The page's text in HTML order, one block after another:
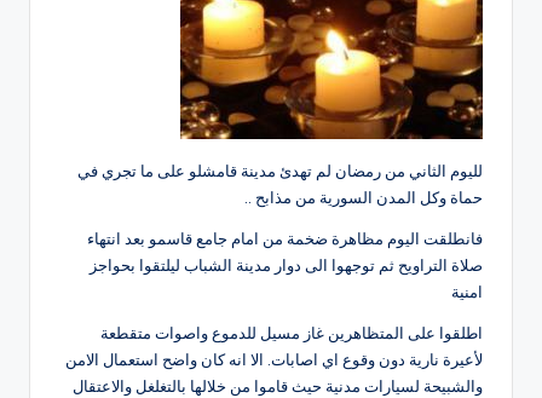
لليوم الثاني من رمضان لم تهدئ مدينة قامشلو على ما تجري في
حماة وكل المدن السورية من مذابح ..
فانطلقت اليوم مظاهرة ضخمة من امام جامع قاسمو بعد انتهاء
صلاة التراويح ثم توجهوا الى دوار مدينة الشباب ليلتقوا بحواجز
امنية
اطلقوا على المتظاهرين غاز مسيل للدموع واصوات متقطعة
لأعيرة نارية دون وقوع اي اصابات. الا انه كان واضح استعمال الامن
والشبيحة لسيارات مدنية حيث قاموا من خلالها بالتغلغل والاعتقال